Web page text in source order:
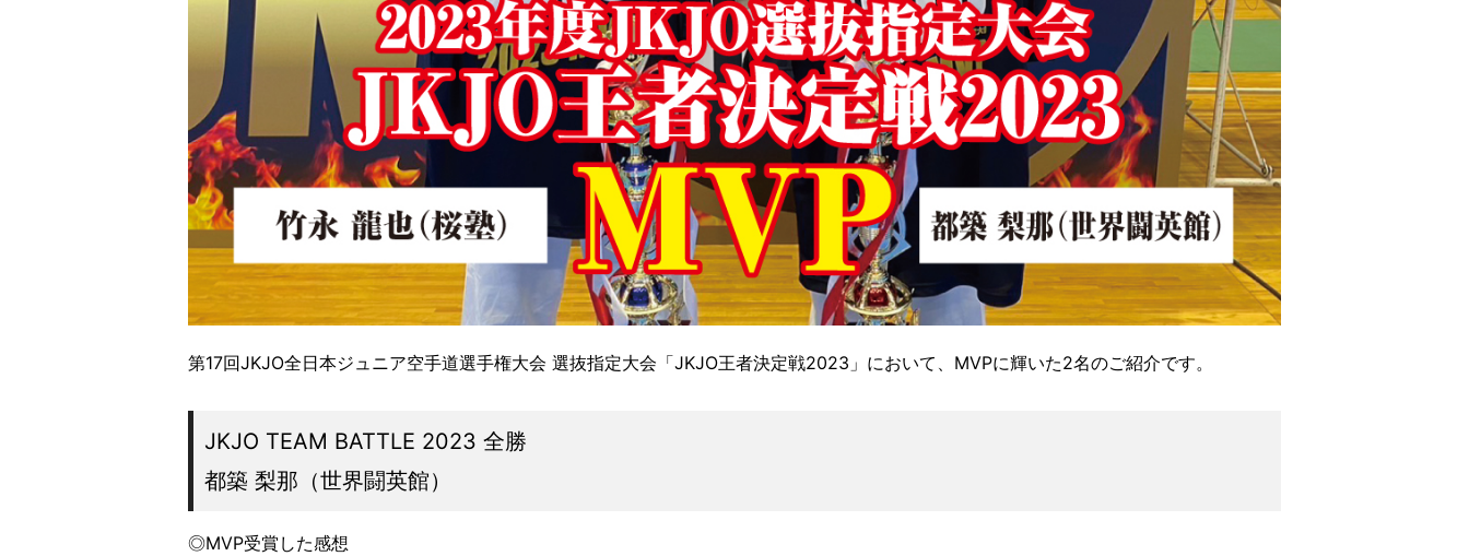
第17回JKJO全日本ジュニア空手道選手権大会 選抜指定大会「JKJO王者決定戦2023」において、MVPに輝いた2名のご紹介です。
JKJO TEAM BATTLE 2023 全勝
都築 梨那（世界闘英館）
◎MVP受賞した感想